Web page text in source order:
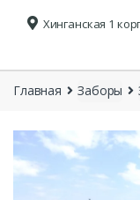
Хинганская 1
Главная Заборы